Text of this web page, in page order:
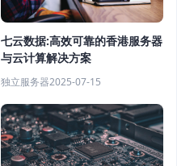
七云数据:高效可靠的香港服务器
与云计算解决方案
独立服务器2025-07-15